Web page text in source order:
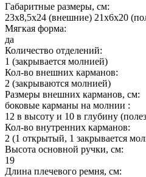
Габаритные размеры, см:
23х8,5х24 (внешние) 21х6х20
Мягкая форма:
да
Количество отделений:
1 (закрывается молнией)
Кол-во внешних карманов:
2 (закрываются молнией)
Размеры внешних карманов, см:
боковые карманы на молнии :
12 в высоту и 10 в глубину
Кол-во внутренних карманов:
2 (1 открытый, 1 закрывается
Высота основной ручки, см:
19
Длина плечевого ремня, см: